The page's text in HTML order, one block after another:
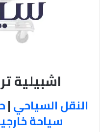
اشبيلية
النقل السياحي|
سياحة